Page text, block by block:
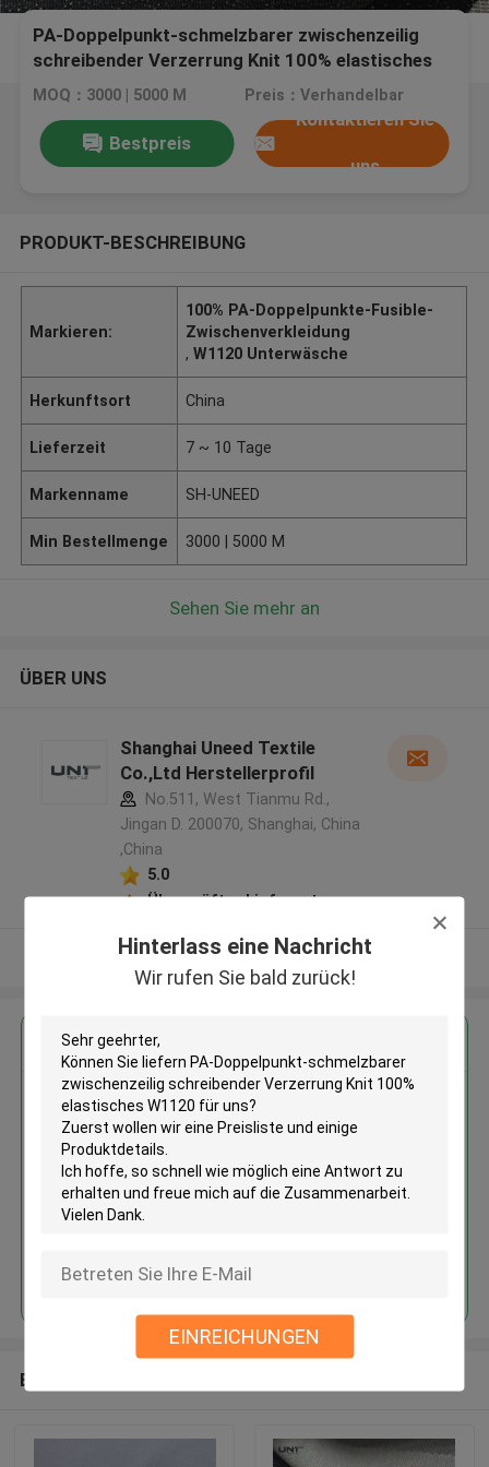
Hinterlass eine Nachricht
Wir rufen Sie bald zurück!
EINREICHUNGEN
PA-Doppelpunkt-schmelzbarer zwischenzeilig
schreibender Verzerrung Knit 100% elastisches
W1120
MOQ：3000 | 5000 M Preis：Verhandelbar
Bestpreis
Kontaktieren Sie
uns
PRODUKT-BESCHREIBUNG
Markieren:
100% PA-Doppelpunkte-Fusible-
Zwischenverkleidung
,W1120 Unterwäsche
Herkunftsort China
Lieferzeit 7 ~ 10 Tage
Markenname SH-UNEED
Min Bestellmenge 3000 | 5000 M
Sehen Sie mehr an
ÜBER UNS
Shanghai Uneed Textile
Co.,Ltd Herstellerprofil
No.511, West Tianmu Rd.,
Jingan D. 200070, Shanghai, China
,China
5.0
Überprüfter Lieferant
Sehen Sie mehr an
Erhalten Sie den besten Preis für
PA-Doppelpunkt-schmelzbarer
zwischenzeilig schreibender
elastisches W1120
Fortsetzen
Empfohlene Produkte